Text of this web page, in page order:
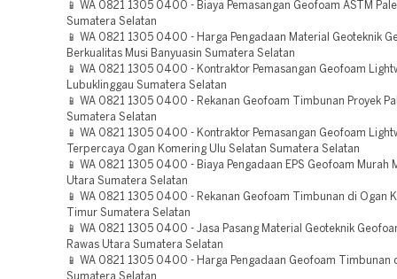
📱 WA 0821 1305 0400 - Biaya Pemasangan Geofoam ASTM
Sumatera Selatan
📱 WA 0821 1305 0400 - Harga Pengadaan Material Geoteknik
Berkualitas Musi Banyuasin Sumatera Selatan
📱 WA 0821 1305 0400 - Kontraktor Pemasangan Geofoam
Lubuklinggau Sumatera Selatan
📱 WA 0821 1305 0400 - Rekanan Geofoam Timbunan Proyek
Sumatera Selatan
📱 WA 0821 1305 0400 - Kontraktor Pemasangan Geofoam
Terpercaya Ogan Komering Ulu Selatan Sumatera Selatan
📱 WA 0821 1305 0400 - Biaya Pengadaan EPS Geofoam Murah
Utara Sumatera Selatan
📱 WA 0821 1305 0400 - Rekanan Geofoam Timbunan di Ogan
Timur Sumatera Selatan
📱 WA 0821 1305 0400 - Jasa Pasang Material Geoteknik
Rawas Utara Sumatera Selatan
📱 WA 0821 1305 0400 - Harga Pengadaan Geofoam Timbunan
Sumatera Selatan